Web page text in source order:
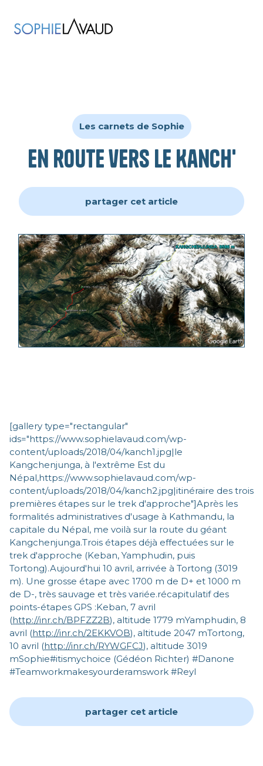
Les carnets de Sophie
En route vers le Kanch'
partager cet article
[gallery type="rectangular"
ids="https://www.sophielavaud.com/wp-
content/uploads/2018/04/kanch1.jpg|le
Kangchenjunga, à l'extrême Est du
Népal,https://www.sophielavaud.com/wp-
content/uploads/2018/04/kanch2.jpg|itinéraire des trois
premières étapes sur le trek d'approche"]Après les
formalités administratives d'usage à Kathmandu, la
capitale du Népal, me voilà sur la route du géant
Kangchenjunga.Trois étapes déjà effectuées sur le
trek d'approche (Keban, Yamphudin, puis
Tortong).Aujourd'hui 10 avril, arrivée à Tortong (3019
m). Une grosse étape avec 1700 m de D+ et 1000 m
de D-, très sauvage et très variée.récapitulatif des
points-étapes GPS :Keban, 7 avril
(http://inr.ch/BPFZZ2B), altitude 1779 mYamphudin, 8
avril (http://inr.ch/2EKKVOB), altitude 2047 mTortong,
10 avril (http://inr.ch/RYWGFCJ), altitude 3019
mSophie#itismychoice (Gédéon Richter) #Danone
#Teamworkmakesyourderamswork #Reyl
partager cet article